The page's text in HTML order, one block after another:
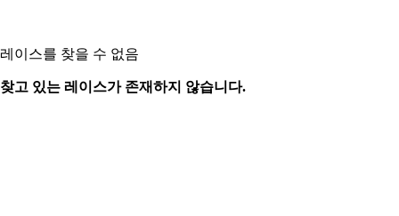
레이스를 찾을 수 없음
찾고 있는 레이스가 존재하지 않습니다.